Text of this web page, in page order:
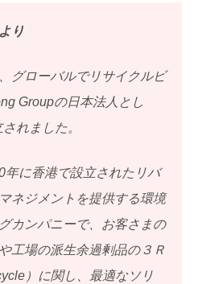
り
グローバルでリサイクルビ
Groupの日本法人とし
れました。
年に香港で設立されたリバ
ネジメントを提供する環境
カンパニーで、お客さまの
工場の派生余過剰品の３Ｒ
）に関し、最適なソリ